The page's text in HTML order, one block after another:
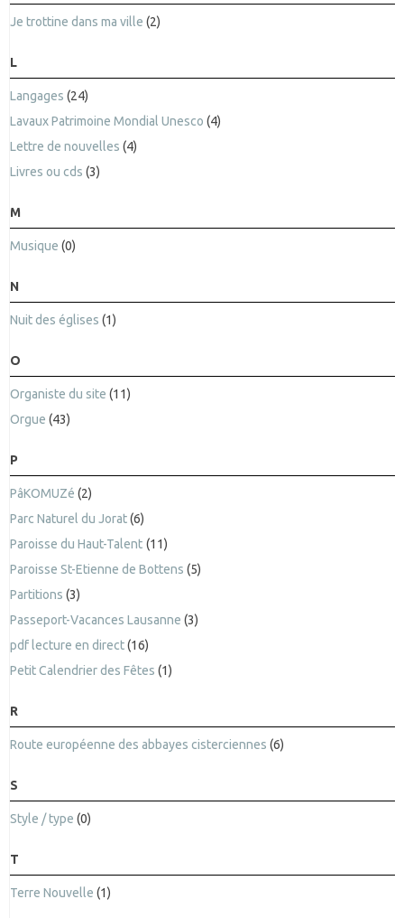
Je trottine dans ma ville (2)
L
Langages (24)
Lavaux Patrimoine Mondial Unesco (4)
Lettre de nouvelles (4)
Livres ou cds (3)
M
Musique (0)
N
Nuit des églises (1)
O
Organiste du site (11)
Orgue (43)
P
PâKOMUZé (2)
Parc Naturel du Jorat(6)
Paroisse du Haut-Talent (11)
Paroisse St-Etienne de Bottens (5)
Partitions (3)
Passeport-Vacances Lausanne (3)
pdf lecture en direct(16)
Petit Calendrier des Fêtes (1)
R
Route européenne des abbayes cisterciennes (6)
S
Style / type (0)
T
Terre Nouvelle (1)